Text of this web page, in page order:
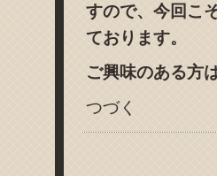
すので、今回こ
ております。
ご興味のある方
つづく